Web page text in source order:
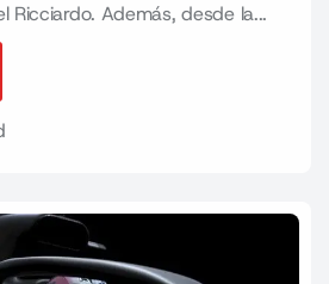
Ricciardo. Además, desde la...